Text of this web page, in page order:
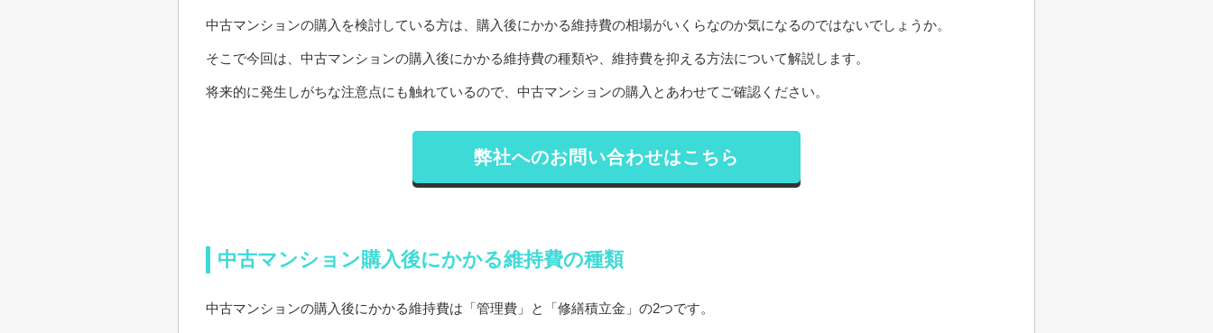
中古マンションの購入を検討している方は、購入後にかかる維持費の相場がいくらなのか気になるのではないでしょうか。
そこで今回は、中古マンションの購入後にかかる維持費の種類や、維持費を抑える方法について解説します。
将来的に発生しがちな注意点にも触れているので、中古マンションの購入とあわせてご確認ください。
弊社へのお問い合わせはこちら
中古マンション購入後にかかる維持費の種類
中古マンションの購入後にかかる維持費は「管理費」と「修繕積立金」の2つです。